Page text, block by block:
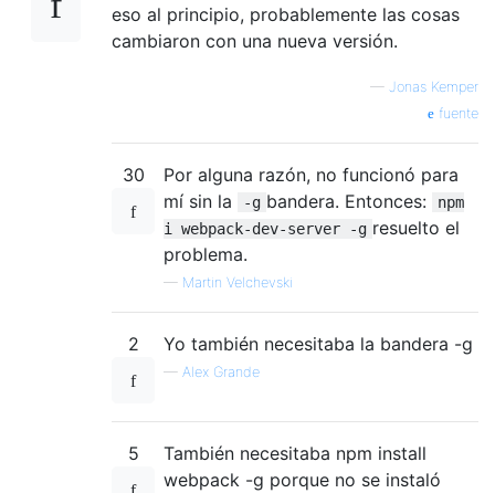
eso al principio, probablemente las cosas
cambiaron con una nueva versión.
— Jonas Kemper
fuente
30
Por alguna razón, no funcionó para
mí sin la
-g bandera. Entonces:
npm
i webpack-dev-server -g resuelto el
problema.
— Martin Velchevski
2 Yo también necesitaba la bandera -g
— Alex Grande
5
También necesitaba npm install
webpack -g porque no se instaló